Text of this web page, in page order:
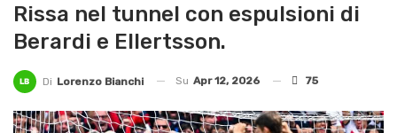
Rissa nel tunnel con espulsioni di
Berardi e Ellertsson.
Di Lorenzo Bianchi Su Apr 12, 2026 75